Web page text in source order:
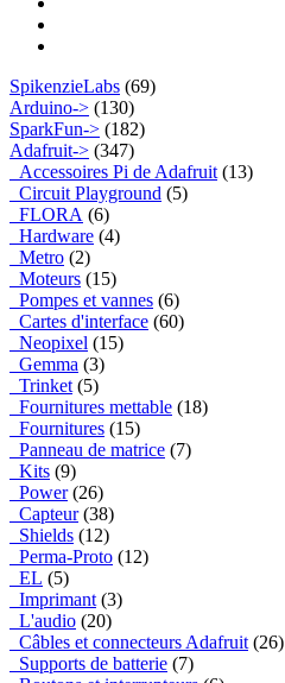
SpikenzieLabs (69)
Arduino-> (130)
SparkFun-> (182)
Adafruit-> (347)
Accessoires Pi de Adafruit (13)
Circuit Playground (5)
FLORA (6)
Hardware (4)
Metro (2)
Moteurs (15)
Pompes et vannes (6)
Cartes d'interface (60)
Neopixel (15)
Gemma (3)
Trinket (5)
Fournitures mettable (18)
Fournitures (15)
Panneau de matrice (7)
Kits (9)
Power(26)
Capteur(38)
Shields (12)
Perma-Proto (12)
EL (5)
Imprimant (3)
L'audio (20)
Câbles et connecteurs Adafruit (26)
Supports de batterie (7)